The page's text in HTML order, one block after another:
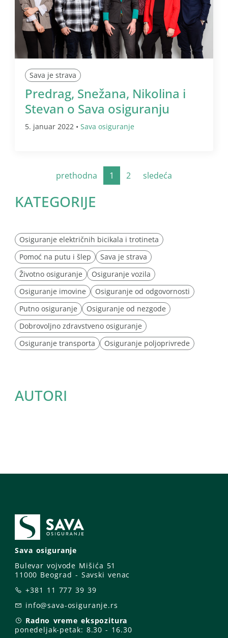
Sava je strava
Predrag, Snežana, Nikolina i
Stevan o Sava osiguranju
5. januar 2022 • Sava osiguranje
prethodna 1 2 sledeća
KATEGORIJE
Osiguranje električnih bicikala i trotineta
Pomoć na putu i šlep
Sava je strava
Životno osiguranje
Osiguranje vozila
Osiguranje imovine
Osiguranje od odgovornosti
Putno osiguranje
Osiguranje od nezgode
Dobrovoljno zdravstveno osiguranje
Osiguranje transporta
Osiguranje poljoprivrede
AUTORI
Sava osiguranje
Bulevar vojvode Mišića 51
11000 Beograd - Savski venac
+381 11 777 39 39
info@sava-osiguranje.rs
Radno vreme ekspozitura
ponedeljak-petak: 8.30 - 16.30